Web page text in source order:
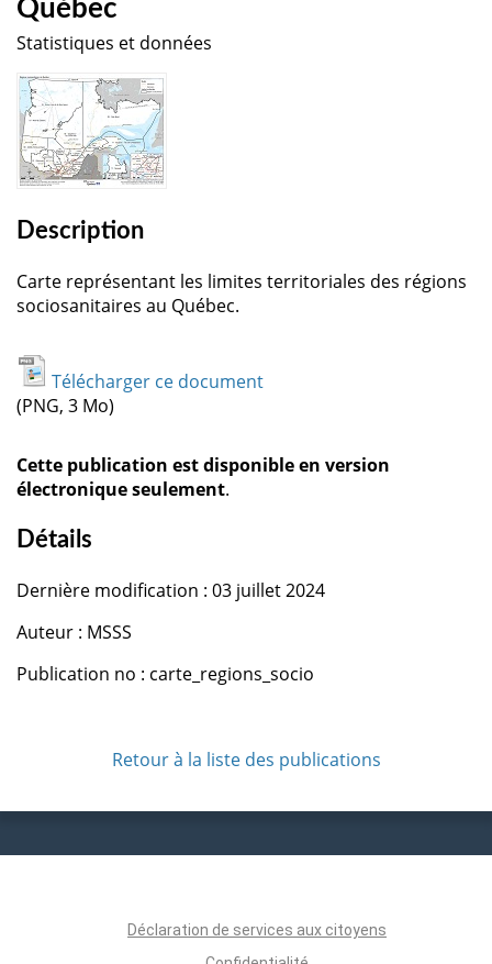
Québec
Statistiques et données
Description
Carte représentant les limites territoriales des régions
sociosanitaires au Québec.
Télécharger ce document
(PNG, 3 Mo)
Cette publication est disponible en version
électronique seulement.
Détails
Dernière modification : 03 juillet 2024
Auteur : MSSS
Publication no : carte_regions_socio
Retour à la liste des publications
Déclaration de services aux citoyens